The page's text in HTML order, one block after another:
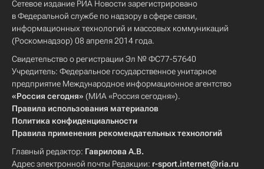
Сетевое издание РИА Новости зарегистрировано
в Федеральной службе по надзору в сфере связи,
информационных технологий и массовых коммуникаций
(Роскомнадзор) 08 апреля 2014 года.
Свидетельство о регистрации Эл № ФС77-57640
Учредитель: Федеральное государственное унитарное
предприятие Международное информационное агентство
«Россия сегодня» (МИА «Россия сегодня»).
Правила использования материалов
Политика конфиденциальности
Правила применения рекомендательных технологий
Главный редактор: Гаврилова А.В.
Адрес электронной почты Редакции: r-sport.internet@ria.ru